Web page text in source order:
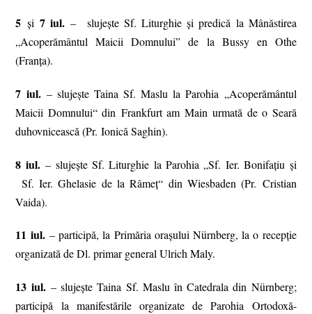
5 și7 iul.– slujește Sf. Liturghie și predică la Mânăstirea
„Acoperământul Maicii Domnului” de la Bussy en Othe
(Franța).
7 iul.– slujește Taina Sf. Maslu la Parohia „Acoperământul
Maicii Domnului“ din Frankfurt am Main urmată de o Seară
duhovnicească (Pr. Ionică Saghin).
8 iul.– slujește Sf. Liturghie la Parohia „Sf. Ier. Bonifațiu şi
Sf. Ier. Ghelasie de la Râmeț“ din Wiesbaden (Pr. Cristian
Vaida).
11 iul.– participă, la Primăria orașului Nürnberg, la o recepție
organizată de Dl. primar general Ulrich Maly.
13 iul. – slujește Taina Sf. Maslu în Catedrala din Nürnberg;
participă la manifestările organizate de Parohia Ortodoxă-